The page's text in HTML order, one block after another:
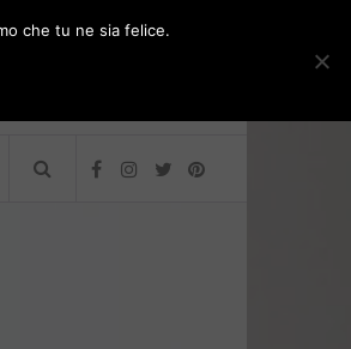
che tu ne sia felice.